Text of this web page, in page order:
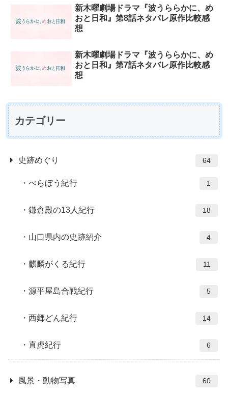
新木曜劇場ドラマ『波うららかに、め
おと日和』第8話ネタバレ原作比較感
想
新木曜劇場ドラマ『波うららかに、め
おと日和』第7話ネタバレ原作比較感
想
カテゴリー
史跡めぐり 64
べらぼう紀行 1
鎌倉殿の13人紀行 18
山口県内の史跡紹介 4
麒麟がくる紀行 11
源平屋島合戦紀行 5
西郷どん紀行 14
直虎紀行 6
風景・動物写真 60